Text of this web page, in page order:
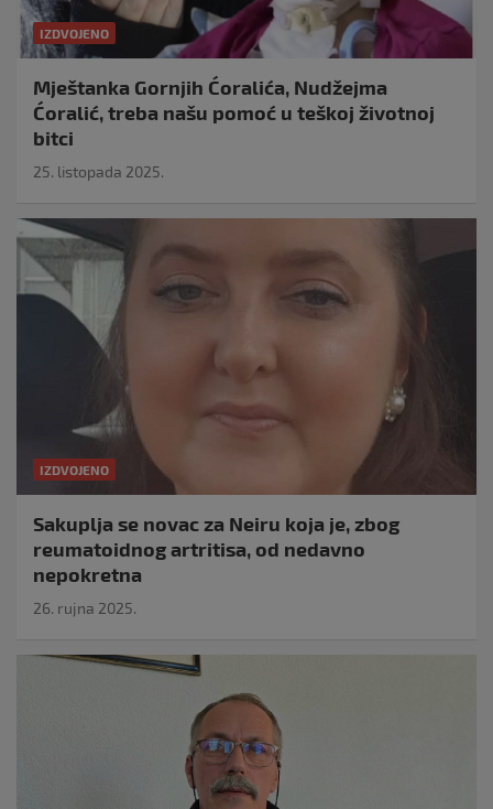
IZDVOJENO
Mještanka Gornjih Ćoralića, Nudžejma
Ćoralić, treba našu pomoć u teškoj životnoj
bitci
25. listopada 2025.
IZDVOJENO
Sakuplja se novac za Neiru koja je, zbog
reumatoidnog artritisa, od nedavno
nepokretna
26. rujna 2025.